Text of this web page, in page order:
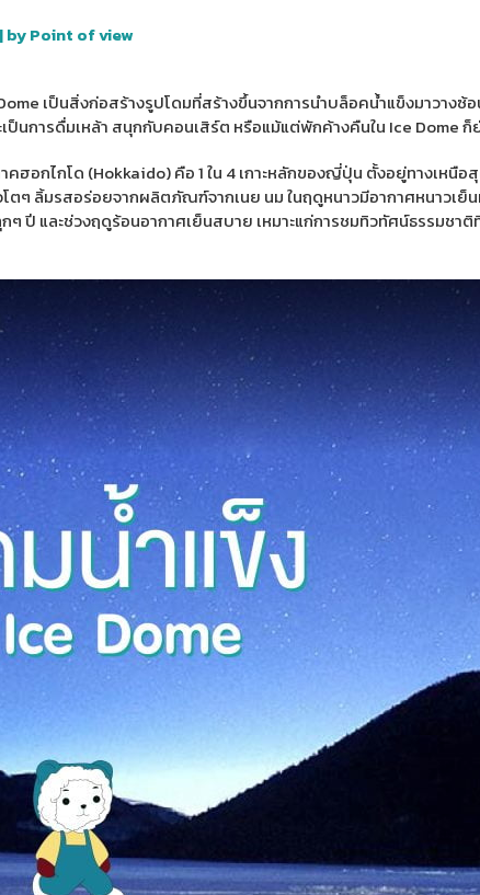
| by Point of view
เป็นสิ่งก่อสร้างรูปโดมที่สร้างขึ้นจากการนำบล็อคน้ำแข็งมาวางซ้
เป็นการดื่มเหล้า สนุกกับคอนเสิร์ต หรือแม้แต่พักค้างคืนใน Ice Dome ก็
ฮอกไกโด (Hokkaido) คือ 1 ใน 4 เกาะหลักของญี่ปุ่น ตั้งอยู่ทางเห
ๆ ลิ้มรสอร่อยจากผลิตภัณฑ์จากเนย นม ในฤดูหนาวมีอากาศหนาวเย็
ๆ ปี และช่วงฤดูร้อนอากาศเย็นสบาย เหมาะแก่การชมทิวทัศน์ธรรมช